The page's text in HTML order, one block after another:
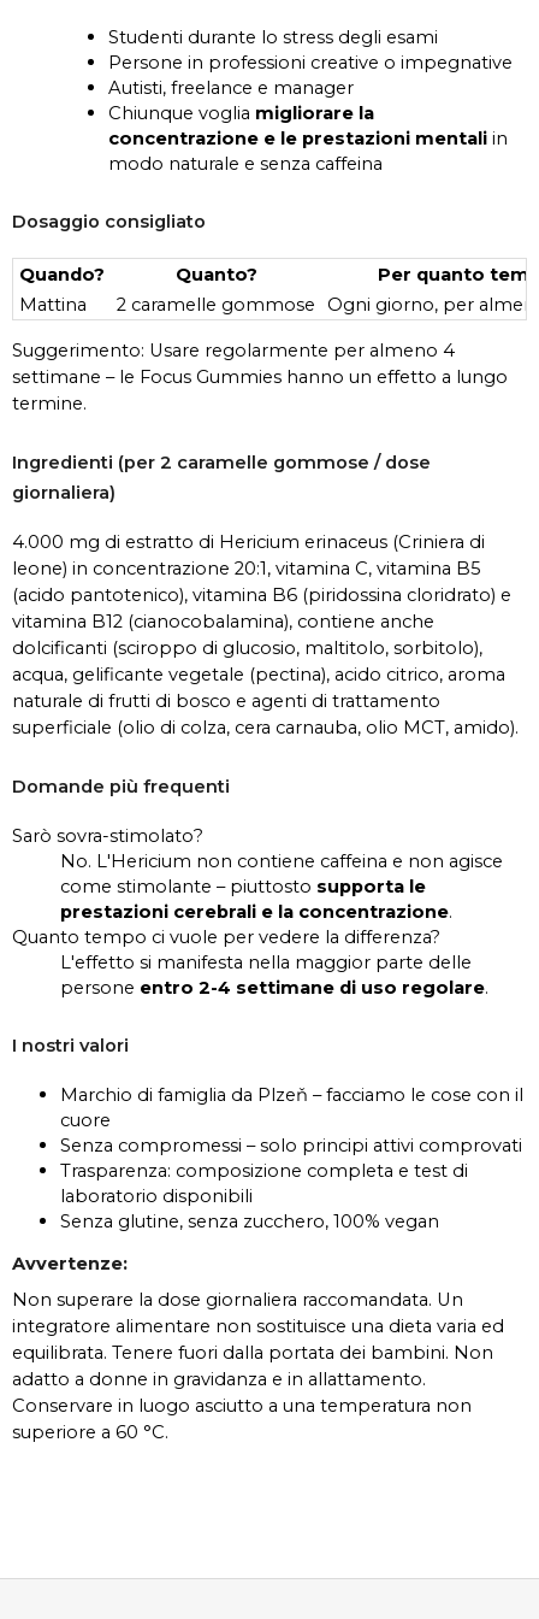
Studenti durante lo stress degli esami
Persone in professioni creative o impegnative
Autisti, freelance e manager
Chiunque voglia migliorare la
concentrazione e le prestazioni mentali in
modo naturale e senza caffeina
Dosaggio consigliato
Quando? Quanto?
Per quanto
Mattina
2 caramelle gommose Ogni giorno, per
Suggerimento: Usare regolarmente per almeno 4
settimane – le Focus Gummies hanno un effetto a lungo
termine.
Ingredienti (per 2 caramelle gommose / dose
giornaliera)
4.000 mg di estratto di Hericium erinaceus (Criniera di
leone) in concentrazione 20:1, vitamina C, vitamina B5
(acido pantotenico), vitamina B6 (piridossina cloridrato) e
vitamina B12 (cianocobalamina), contiene anche
dolcificanti (sciroppo di glucosio, maltitolo, sorbitolo),
acqua, gelificante vegetale (pectina), acido citrico, aroma
naturale di frutti di bosco e agenti di trattamento
superficiale (olio di colza, cera carnauba, olio MCT, amido).
Domande più frequenti
Sarò sovra-stimolato?
No. L'Hericium non contiene caffeina e non agisce
come stimolante – piuttosto supporta le
prestazioni cerebrali e la concentrazione.
Quanto tempo ci vuole per vedere la differenza?
L'effetto si manifesta nella maggior parte delle
persone entro 2-4 settimane di uso regolare.
I nostri valori
Marchio di famiglia da Plzeň – facciamo le cose con il
cuore
Senza compromessi – solo principi attivi comprovati
Trasparenza: composizione completa e test di
laboratorio disponibili
Senza glutine, senza zucchero, 100% vegan
Avvertenze:
Non superare la dose giornaliera raccomandata. Un
integratore alimentare non sostituisce una dieta varia ed
equilibrata. Tenere fuori dalla portata dei bambini. Non
adatto a donne in gravidanza e in allattamento.
Conservare in luogo asciutto a una temperatura non
superiore a 60 °C.